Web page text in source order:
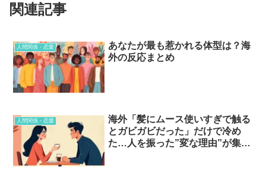
関連記事
人間関係・恋愛
あなたが最も惹かれる体型は？海
外の反応まとめ
人間関係・恋愛
海外「髪にムース使いすぎで触る
とガビガビだった」だけで冷め
た…人を振った”変な理由”が集ま